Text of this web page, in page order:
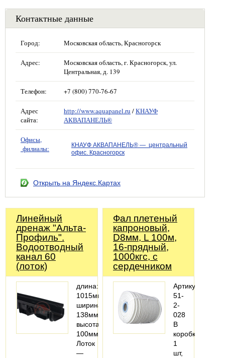
Контактные данные
Город: Московская область, Красногорск
Адрес:
Московская область, г. Красногорск, ул.
Центральная, д. 139
Телефон: +7 (800) 770-76-67
Адрес
сайта:
http://www.aquapanel.ru /КНАУФ
АКВАПАНЕЛЬ®
Офисы,
филиалы:
КНАУФ АКВАПАНЕЛЬ® — центральный
офис. Красногорск
Открыть на Яндекс.Картах
Линейный
дренаж "Альта-
Профиль".
Водоотводный
канал 60
(лоток)
длина:
1015мм;
ширина:
138мм;
высота:
100мм
Лоток
—
Фал плетеный
капроновый,
D8мм, L 100м,
16-прядный,
1000кгс, с
сердечником
Артикул:
51-
2-
028
В
коробке:
1
шт,